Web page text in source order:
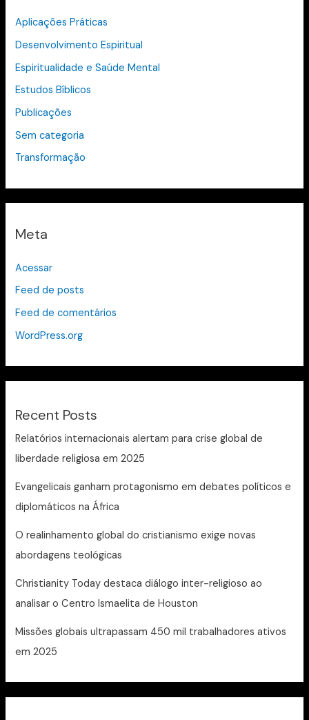
Aplicações Práticas
Desenvolvimento Espiritual
Espiritualidade e Saúde Mental
Estudos Bíblicos
Publicações
Sem categoria
Transformação
Meta
Acessar
Feed de posts
Feed de comentários
WordPress.org
Recent Posts
Relatórios internacionais alertam para crise global de
liberdade religiosa em 2025
Evangelicais ganham protagonismo em debates políticos e
diplomáticos na África
O realinhamento global do cristianismo exige novas
abordagens teológicas
Christianity Today destaca diálogo inter-religioso ao
analisar o Centro Ismaelita de Houston
Missões globais ultrapassam 450 mil trabalhadores ativos
em 2025